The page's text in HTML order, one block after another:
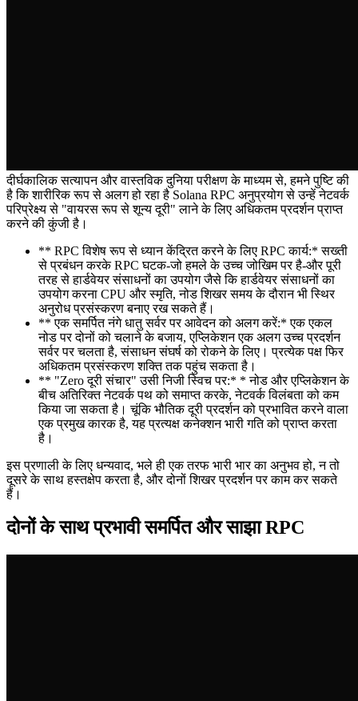
दीर्घकालिक सत्यापन और वास्तविक दुनिया परीक्षण के माध्यम से, हमने पुष्टि की
है कि शारीरिक रूप से अलग हो रहा है Solana RPC अनुप्रयोग से उन्हें नेटवर्क
परिप्रेक्ष्य से "वायरस रूप से शून्य दूरी" लाने के लिए अधिकतम प्रदर्शन प्राप्त
करने की कुंजी है।
** RPC विशेष रूप से ध्यान केंद्रित करने के लिए RPC कार्य:* सख्ती
से प्रबंधन करके RPC घटक-जो हमले के उच्च जोखिम पर है-और पूरी
तरह से हार्डवेयर संसाधनों का उपयोग जैसे कि हार्डवेयर संसाधनों का
उपयोग करना CPU और स्मृति, नोड शिखर समय के दौरान भी स्थिर
अनुरोध प्रसंस्करण बनाए रख सकते हैं।
** एक समर्पित नंगे धातु सर्वर पर आवेदन को अलग करें:* एक एकल
नोड पर दोनों को चलाने के बजाय, एप्लिकेशन एक अलग उच्च प्रदर्शन
सर्वर पर चलता है, संसाधन संघर्ष को रोकने के लिए। प्रत्येक पक्ष फिर
अधिकतम प्रसंस्करण शक्ति तक पहुंच सकता है।
** "Zero दूरी संचार" उसी निजी स्विच पर:* * नोड और एप्लिकेशन के
बीच अतिरिक्त नेटवर्क पथ को समाप्त करके, नेटवर्क विलंबता को कम
किया जा सकता है। चूंकि भौतिक दूरी प्रदर्शन को प्रभावित करने वाला
एक प्रमुख कारक है, यह प्रत्यक्ष कनेक्शन भारी गति को प्राप्त करता
है।
इस प्रणाली के लिए धन्यवाद, भले ही एक तरफ भारी भार का अनुभव हो, न तो
दूसरे के साथ हस्तक्षेप करता है, और दोनों शिखर प्रदर्शन पर काम कर सकते
हैं।
दोनों के साथ प्रभावी समर्पित और साझा RPC